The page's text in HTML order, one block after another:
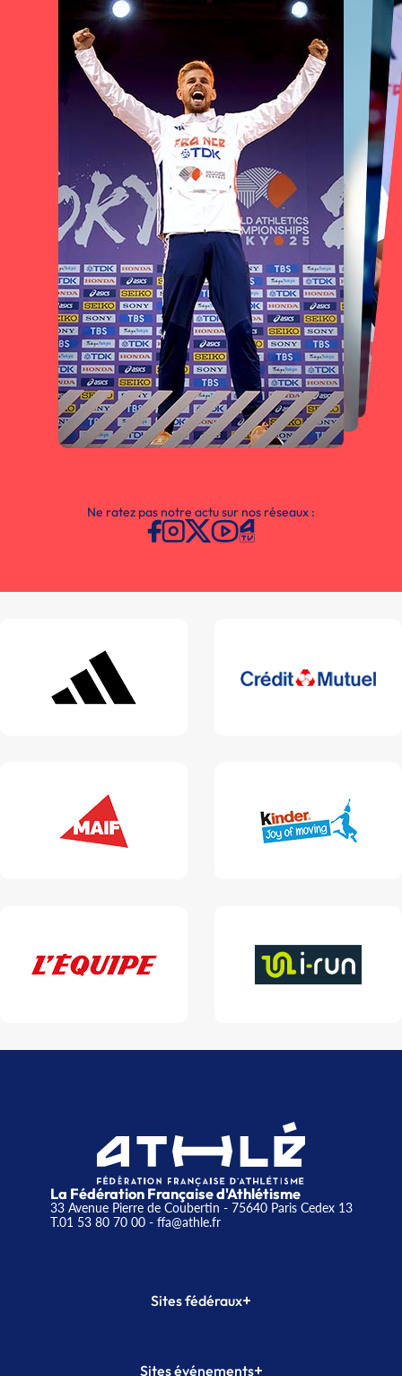
Ne ratez pas notre actu sur nos réseaux :
La Fédération Française d'Athlétisme
33 Avenue Pierre de Coubertin - 75640 Paris Cedex 13
T.01 53 80 70 00- ffa@athle.fr
Sites fédéraux+
Sites événements+